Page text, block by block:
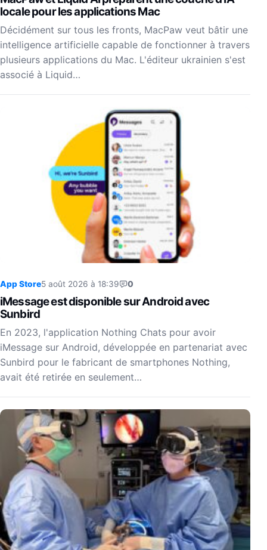
locale pour les applications Mac
Décidément sur tous les fronts, MacPaw veut bâtir une
intelligence artificielle capable de fonctionner à travers
plusieurs applications du Mac. L'éditeur ukrainien s'est
associé à Liquid…
App Store5 août 2026 à 18:39 0
iMessage est disponible sur Android avec
Sunbird
En 2023, l'application Nothing Chats pour avoir
iMessage sur Android, développée en partenariat avec
Sunbird pour le fabricant de smartphones Nothing,
avait été retirée en seulement…